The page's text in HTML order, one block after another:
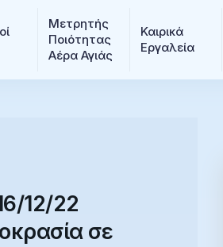
Μετρητής
Ποιότητας
Αέρα Αγιάς
Καιρικά
Εργαλεία
12/22
σε